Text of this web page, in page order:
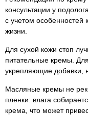
консультации у
с учетом особенностей
жизни.
Для сухой кожи стоп
питательные кремы.
укрепляющие добавки,
Масляные кремы не
пленки: влага
крема, что может